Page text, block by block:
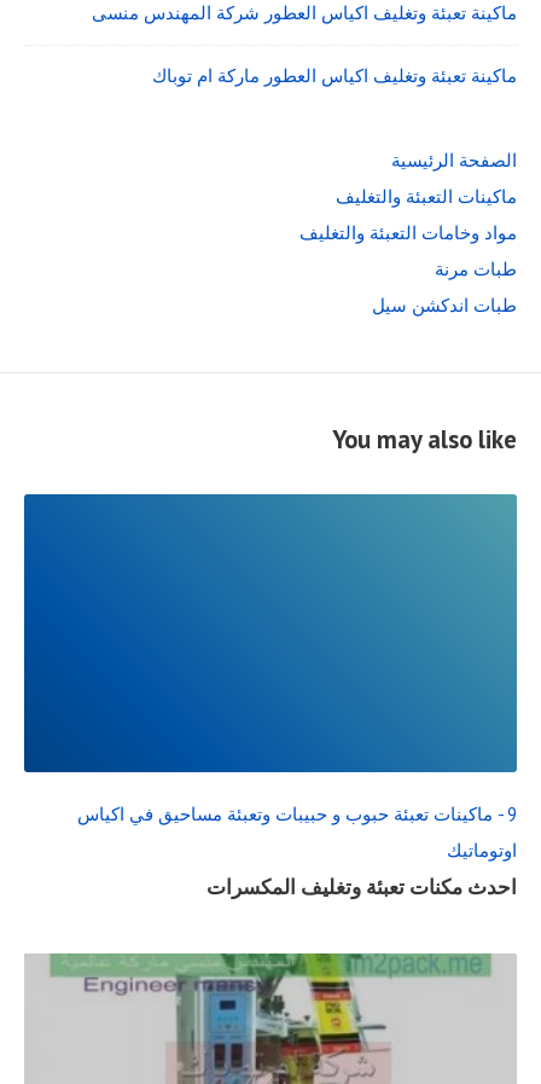
ماكينة تعبئة وتغليف اكياس العطور شركة المهندس منسى
ماكينة تعبئة وتغليف اكياس العطور ماركة ام توباك
الصفحة الرئيسية
ماكينات التعبئة والتغليف
مواد وخامات التعبئة والتغليف
طبات مرنة
طبات اندكشن سيل
You may also like
9 - ماكينات تعبئة حبوب و حبيبات وتعبئة مساحيق في اكياس
اوتوماتيك
احدث مكنات تعبئة وتغليف المكسرات